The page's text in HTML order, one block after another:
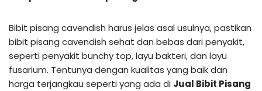
Bibit pisang cavendish harus jelas asal usulnya, pastikan
bibit pisang cavendish sehat dan bebas dari penyakit,
seperti penyakit bunchy top, layu bakteri, dan layu
fusarium. Tentunya dengan kualitas yang baik dan
harga terjangkau seperti yang ada di Jual Bibit Pisang